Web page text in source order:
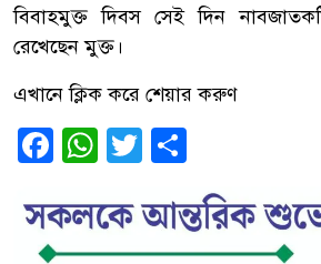
বিবাহমুক্ত দিবস সেই দিন
রেখেছেন মুক্ত।
এখানে ক্লিক করে শেয়ার করুণ
Facebook
WhatsApp
Twitter